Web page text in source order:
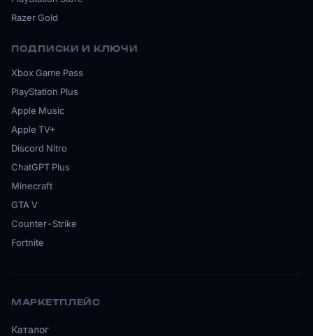
Razer Gold
ПОДПИСКИ И КЛЮЧИ
Xbox Game Pass
PlayStation Plus
Apple Music
Apple TV+
Discord Nitro
ChatGPT Plus
Minecraft
GTA V
Counter-Strike
Fortnite
МАРКЕТПЛЕЙС
Каталог